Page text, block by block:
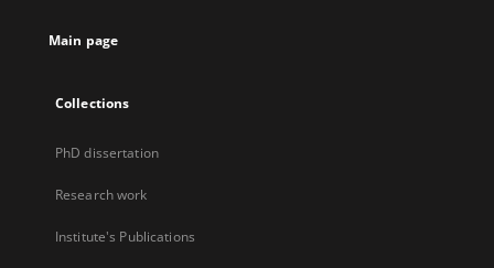
Main page
Collections
PhD dissertation
Research work
Institute's Publications